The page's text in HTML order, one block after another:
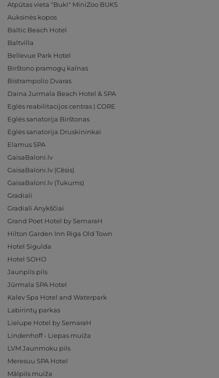
Atpūtas vieta "Buki" MiniZoo BUKS
Auksinės kopos
Baltic Beach Hotel
Baltvilla
Bellevue Park Hotel
Birštono pramogų kalnas
Bistrampolio Dvaras
Daina Jurmala Beach Hotel & SPA
Eglės reabilitacijos centras | CORE
Eglės sanatorija Birštonas
Eglės sanatorija Druskininkai
Elamus SPA
GaisaBaloni.lv
GaisaBaloni.lv (Cēsis)
GaisaBaloni.lv (Tukums)
Gradiali
Gradiali Anykščiai
Grand Poet Hotel by SemaraH
Hilton Garden Inn Riga Old Town
Hotel Sigulda
Hotel SOHO
Jaunpils pils
Jūrmala SPA Hotel
Kalev Spa Hotel and Waterpark
Labirintų parkas
Lielupe Hotel by SemaraH
Lindenhoff - Liepas muiža
LVM Jaunmoku pils
Meresuu SPA Hotel
Mālpils muiža